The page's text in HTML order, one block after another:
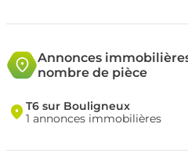
Annonces
nombre de pièce
T6 sur Bouligneux
1 annonces immobilières